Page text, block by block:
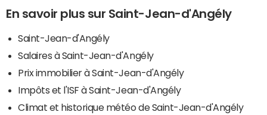
En savoir plus sur Saint-Jean-d'Angély
Saint-Jean-d'Angély
Salaires à Saint-Jean-d'Angély
Prix immobilier à Saint-Jean-d'Angély
Impôts et l'ISF à Saint-Jean-d'Angély
Climat et historique météo de Saint-Jean-d'Angély